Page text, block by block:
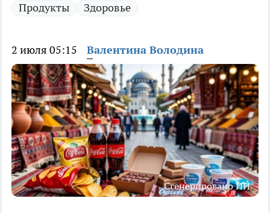
Продукты Здоровье
2 июля 05:15 Валентина Володина
Сгенерировано ИИ